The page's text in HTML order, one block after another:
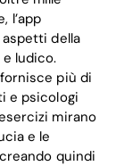
l’app
della
ludico.
fornisce più di
e psicologi
mirano
e le
quindi